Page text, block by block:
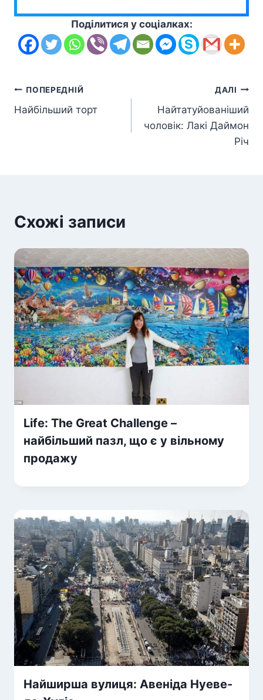
Поділитися у соціалках:
Навігація
записів
ПОПЕРЕДНІЙ
Найбільший торт
ДАЛІ
Найтатуйованіший
чоловік: Лакі Даймон
Річ
Схожі записи
Life: The Great Challenge –
найбільший пазл, що є у вільному
продажу
Найширша вулиця: Авеніда Нуеве-